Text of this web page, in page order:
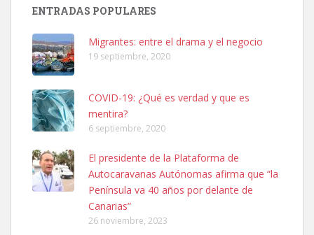
Leales.org » Gran Canaria
Ninfa perdida
El día 5 se los perdió una ninfa papillera, asustada tiene miedo a la
calle, se perdió por la zon...
Leales.org » Gran Canaria
6.7.2025
ENTRADAS POPULARES
Migrantes: entre el drama y el negocio
19 septiembre, 2020
COVID-19: ¿Qué es verdad y que es
mentira?
6 septiembre, 2020
El presidente de la Plataforma de
Autocaravanas Autónomas afirma que “la
Península va 40 años por delante de
Canarias”
26 noviembre, 2023